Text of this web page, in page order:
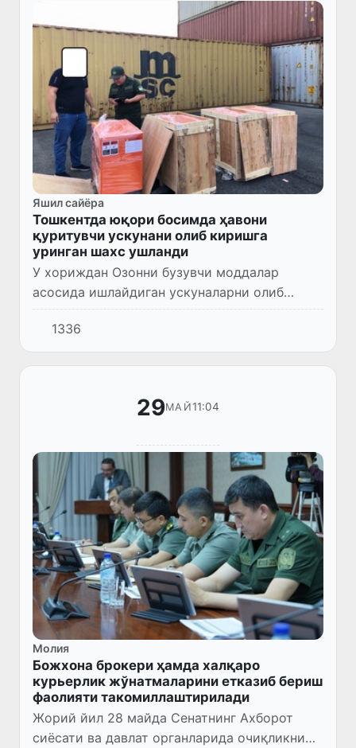
Яшил сайёра
Тошкентда юқори босимда ҳавони
қуритувчи ускунани олиб киришга
уринган шахс ушланди
У хориждан Озонни бузувчи моддалар
асосида ишлайдиган ускуналарни олиб
киришга уринган.
1336
29МАЙ11:04
Молия
Божхона брокери ҳамда халқаро
курьерлик жўнатмаларини етказиб бериш
фаолияти такомиллаштирилади
Жорий йил 28 майда Сенатнинг Ахборот
сиёсати ва давлат органларида очиқликни